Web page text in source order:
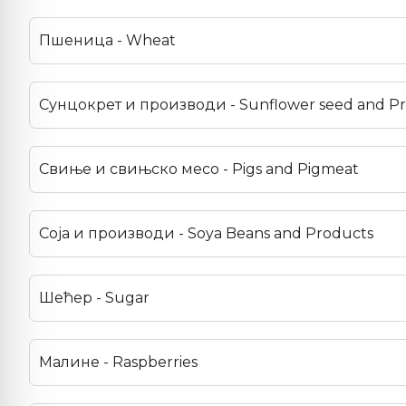
Пшеница - Wheat
Сунцокрет и производи - Sunflower seed and
Свиње и свињско месо - Pigs and Pigmeat
Соја и производи - Soya Beans and Products
Шећер - Sugar
Малине - Raspberries